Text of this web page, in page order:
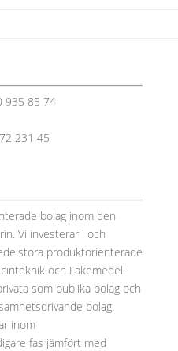
935 85 74
231 45
bolag inom den
Vi investerar i och
produktorienterade
och Läkemedel.
som publika bolag och
bolag.
inom
fas jämfört med